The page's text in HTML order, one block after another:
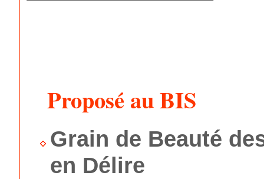
Proposé au BIS
Grain de Beauté
en Délire